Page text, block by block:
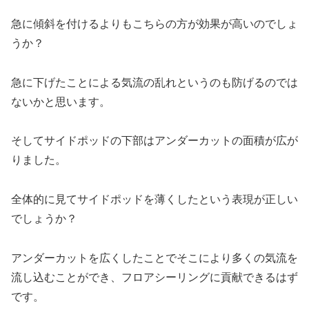
急に傾斜を付けるよりもこちらの方が効果が高いのでしょ
うか？
急に下げたことによる気流の乱れというのも防げるのでは
ないかと思います。
そしてサイドポッドの下部はアンダーカットの面積が広が
りました。
全体的に見てサイドポッドを薄くしたという表現が正しい
でしょうか？
アンダーカットを広くしたことでそこにより多くの気流を
流し込むことができ、フロアシーリングに貢献できるはず
です。